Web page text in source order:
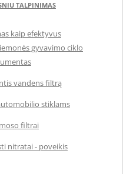
TALPINIMAS
kaip efektyvus
gyvavimo ciklo
vandens filtrą
stiklams
filtrai
nitratai - poveikis